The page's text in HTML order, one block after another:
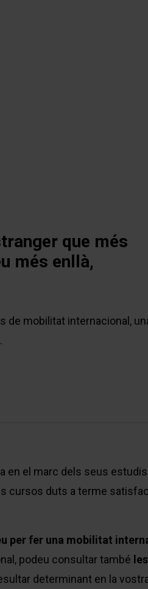
que més
més enllà,
de mobilitat internacional,
en el marc dels seus
cursos duts a terme
per fer una mobilitat
podeu consultar també
determinant en la